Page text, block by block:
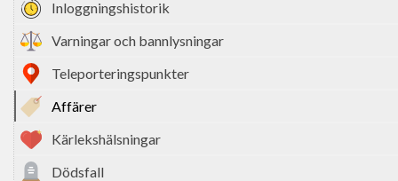
Inloggningshistorik
Varningar och bannlysningar
Teleporteringspunkter
Affärer
Kärlekshälsningar
Dödsfall